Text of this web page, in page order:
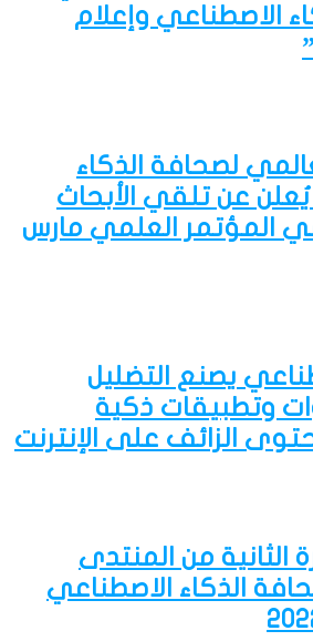
الاصطناعي وإعلام
لصحافة الذكاء
عن تلقي الأبحاث
المؤتمر العلمي مارس
يصنع التضليل
وتطبيقات ذكية
الزائف على الإنترنت
الثانية من المنتدى
الذكاء الاصطناعي